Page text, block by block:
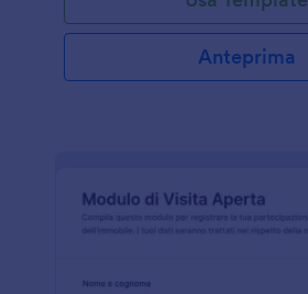
Anteprima